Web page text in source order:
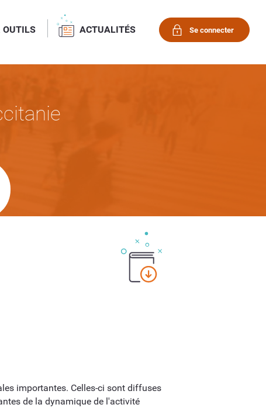
OUTILS ACTUALITÉS Se connecter
importantes. Celles-ci sont diffuses
de la dynamique de l'activité